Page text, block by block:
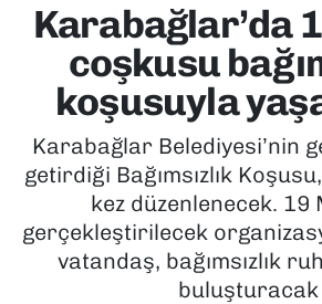
Karabağlar’da
coşkusu
koşusuyla
Karabağlar Belediyesi’nin
getirdiği Bağımsızlık
kez düzenlenecek. 19
gerçekleştirilecek
vatandaş, bağımsızlık
buluşturacak
EKONOMİ
KÜLTÜR SANAT
MAGAZİN
POLİTİKA
SAĞLIK
Tüm Manşetler
Son Dakika Haberleri
Haber Arşivi